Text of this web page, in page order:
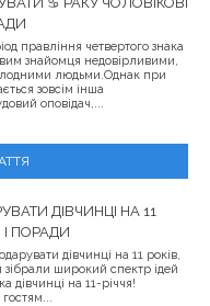
правління четвертого знака
знайомця недовірливими,
людьми.Однак при
зовсім інша
оповідач,...
ДІВЧИНЦІ НА 11
І ПОРАДИ
дівчинці на 11 років,
широкий спектр ідей
дівчинці на 11-річчя!